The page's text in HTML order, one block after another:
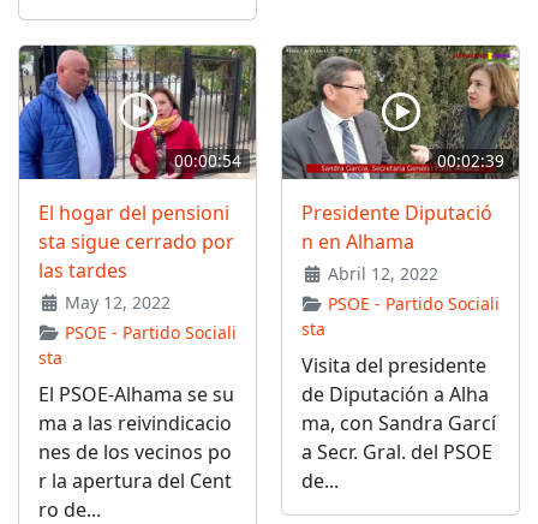
00:00:54
El hogar del pensioni
sta sigue cerrado por
las tardes
May 12, 2022
PSOE - Partido Sociali
sta
El PSOE-Alhama se su
ma a las reivindicacio
nes de los vecinos po
r la apertura del Cent
ro de...
00:02:39
Presidente Diputació
n en Alhama
Abril 12, 2022
PSOE - Partido Sociali
sta
Visita del presidente
de Diputación a Alha
ma, con Sandra Garcí
a Secr. Gral. del PSOE
de...